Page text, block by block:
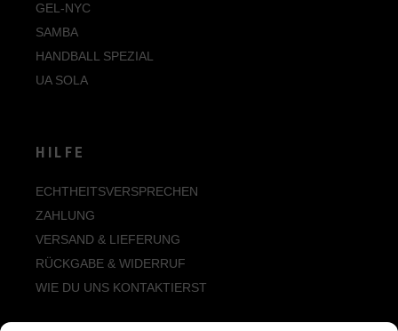
GEL-NYC
SAMBA
HANDBALL SPEZIAL
UA SOLA
HILFE
ECHTHEITSVERSPRECHEN
ZAHLUNG
VERSAND & LIEFERUNG
RÜCKGABE & WIDERRUF
WIE DU UNS KONTAKTIERST